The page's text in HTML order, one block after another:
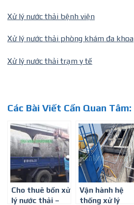
Xử lý nước thải bệnh viện
Xử lý nước thải phòng khám đa khoa
Xử lý nước thải trạm y tế
Các Bài Viết Cần Quan Tâm:
Cho thuê bồn xử
lý nước thải –
Vận hành hệ
thống xử lý